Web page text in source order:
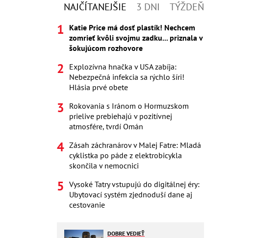
NAJČÍTANEJŠIE 3 DNI TÝŽDEŇ
Katie Price má dosť plastík! Nechcem
zomrieť kvôli svojmu zadku... priznala v
šokujúcom rozhovore
Explozívna hnačka v USA zabíja:
Nebezpečná infekcia sa rýchlo šíri!
Hlásia prvé obete
Rokovania s Iránom o Hormuzskom
prielive prebiehajú v pozitívnej
atmosfére, tvrdí Omán
Zásah záchranárov v Malej Fatre: Mladá
cyklistka po páde z elektrobicykla
skončila v nemocnici
Vysoké Tatry vstupujú do digitálnej éry:
Ubytovací systém zjednoduší dane aj
cestovanie
DOBRE VEDIEŤ